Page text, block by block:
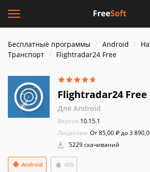
Бесплатные программы Android
Транспорт
Flightradar24 Free
Flightradar24 Free
Для Android
Версия:10.15.1
Лицензия: От 85,00 ₽ до 3
5229 скачиваний
Android iOS